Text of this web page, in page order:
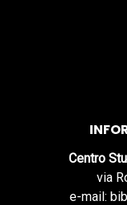
Centro
via
e-mail: